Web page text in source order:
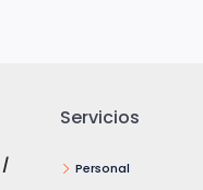
/
Servicios
Personal